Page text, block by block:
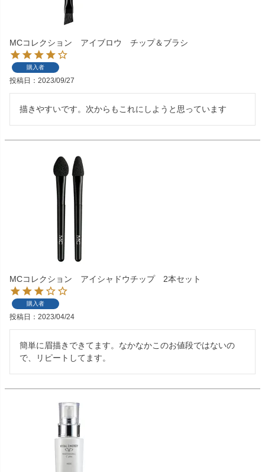
MCコレクション アイブロウ チップ＆ブラシ
購入者
投稿日 2023/09/27
描きやすいです。次からもこれにしようと思っています
MCコレクション アイシャドウチップ 2本セット
購入者
投稿日 2023/04/24
簡単に眉描きできてます。なかなかこのお値段ではないの
で、リピートしてます。